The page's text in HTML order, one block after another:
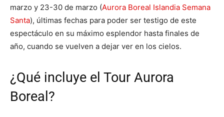
marzo y 23-30 de marzo (Aurora Boreal Islandia Semana
Santa), últimas fechas para poder ser testigo de este
espectáculo en su máximo esplendor hasta finales de
año, cuando se vuelven a dejar ver en los cielos.
¿Qué incluye el Tour Aurora
Boreal?